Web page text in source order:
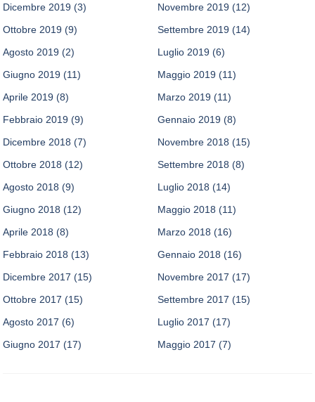
Dicembre 2019 (3) Novembre 2019 (12)
Ottobre 2019 (9) Settembre 2019 (14)
Agosto 2019 (2) Luglio 2019 (6)
Giugno 2019 (11) Maggio 2019 (11)
Aprile 2019 (8) Marzo 2019 (11)
Febbraio 2019 (9) Gennaio 2019 (8)
Dicembre 2018 (7) Novembre 2018 (15)
Ottobre 2018 (12) Settembre 2018 (8)
Agosto 2018 (9) Luglio 2018 (14)
Giugno 2018 (12) Maggio 2018 (11)
Aprile 2018 (8) Marzo 2018 (16)
Febbraio 2018 (13) Gennaio 2018 (16)
Dicembre 2017 (15) Novembre 2017 (17)
Ottobre 2017 (15) Settembre 2017 (15)
Agosto 2017 (6) Luglio 2017 (17)
Giugno 2017 (17) Maggio 2017 (7)